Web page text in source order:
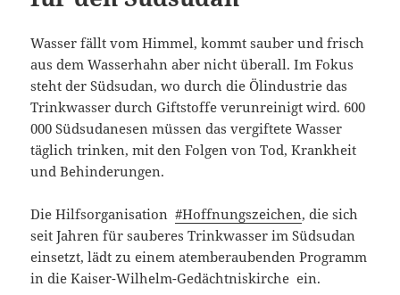
Wasser fällt vom Himmel, kommt sauber und frisch
aus dem Wasserhahn aber nicht überall. Im Fokus
steht der Südsudan, wo durch die Ölindustrie das
Trinkwasser durch Giftstoffe verunreinigt wird. 600
000 Südsudanesen müssen das vergiftete Wasser
täglich trinken, mit den Folgen von Tod, Krankheit
und Behinderungen.
Die Hilfsorganisation#Hoffnungszeichen, die sich
seit Jahren für sauberes Trinkwasser im Südsudan
einsetzt, lädt zu einem atemberaubenden Programm
in die Kaiser-Wilhelm-Gedächtniskirche ein.